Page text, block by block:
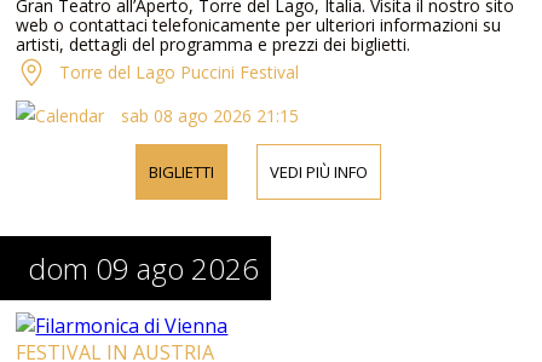
Gran Teatro all’Aperto, Torre del Lago, Italia. Visita il nostro sito
web o contattaci telefonicamente per ulteriori informazioni su
artisti, dettagli del programma e prezzi dei biglietti.
Torre del Lago Puccini Festival
sab 08 ago 2026 21:15
BIGLIETTI VEDI PIÙ INFO
dom 09 ago 2026
FESTIVAL IN AUSTRIA